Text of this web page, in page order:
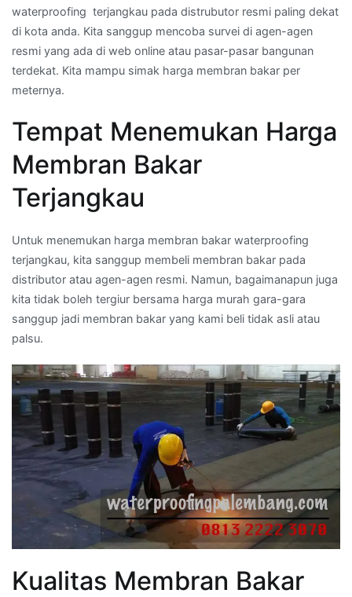
waterproofing terjangkau pada distrubutor resmi paling dekat
di kota anda. Kita sanggup mencoba survei di agen-agen
resmi yang ada di web online atau pasar-pasar bangunan
terdekat. Kita mampu simak harga membran bakar per
meternya.
Tempat Menemukan Harga
Membran Bakar
Terjangkau
Untuk menemukan harga membran bakar waterproofing
terjangkau, kita sanggup membeli membran bakar pada
distributor atau agen-agen resmi. Namun, bagaimanapun juga
kita tidak boleh tergiur bersama harga murah gara-gara
sanggup jadi membran bakar yang kami beli tidak asli atau
palsu.
Kualitas Membran Bakar